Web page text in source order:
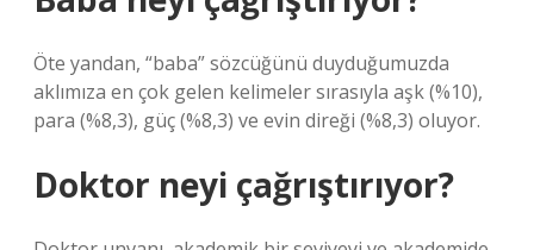
Öte yandan, “baba” sözcüğünü duyduğumuzda
aklımıza en çok gelen kelimeler sırasıyla aşk (%10),
para (%8,3), güç (%8,3) ve evin direği (%8,3) oluyor.
Doktor neyi çağrıştırıyor?